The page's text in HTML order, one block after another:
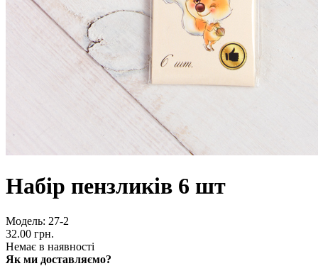
Набір пензликів 6 шт
Модель: 27-2
32.00 грн.
Немає в наявності
Як ми доставляємо?